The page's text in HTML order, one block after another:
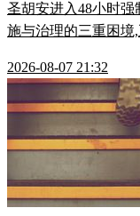
圣胡安进入48小时
施与治理的三重困境
2026-08-07 21:32